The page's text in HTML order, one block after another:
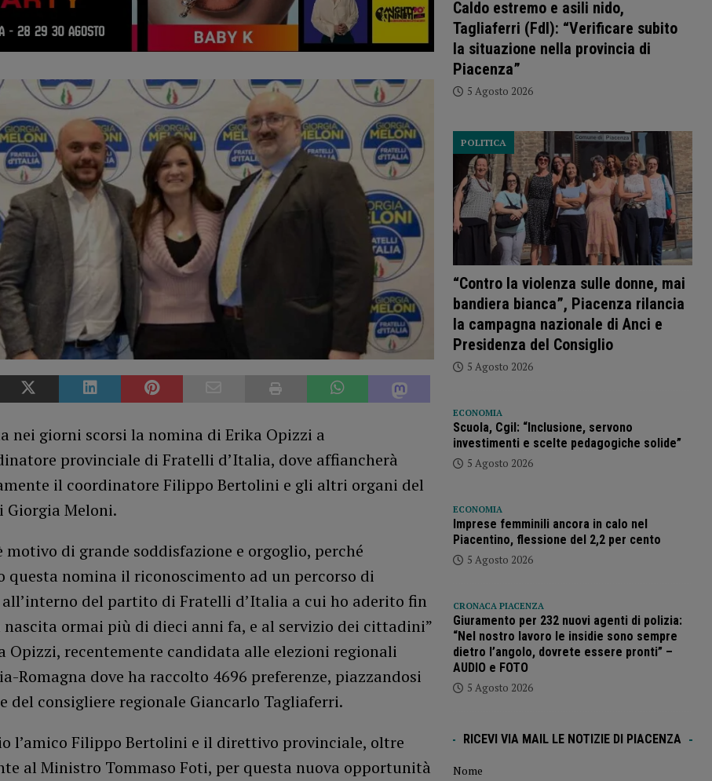
nei giorni scorsi la nomina di Erika Opizzi a
provinciale di Fratelli d’Italia, dove affiancherà
il coordinatore Filippo Bertolini e gli altri organi del
Meloni.
motivo di grande soddisfazione e orgoglio, perché
questa nomina il riconoscimento ad un percorso di
del partito di Fratelli d’Italia a cui ho aderito fin
nascita ormai più di dieci anni fa, e al servizio dei cittadini”
Opizzi, recentemente candidata alle elezioni regionali
Romagna dove ha raccolto 4696 preferenze, piazzandosi
del consigliere regionale Giancarlo Tagliaferri.
l’amico Filippo Bertolini e il direttivo provinciale, oltre
al Ministro Tommaso Foti, per questa nuova opportunità
Caldo estremo e asili nido,
Tagliaferri (FdI): “Verificare subito
la situazione nella provincia di
Piacenza”
5 Agosto 2026
“Contro la violenza sulle donne, mai
bandiera bianca”, Piacenza rilancia
la campagna nazionale di Anci e
Presidenza del Consiglio
POLITICA
5 Agosto 2026
ECONOMIA
Scuola, Cgil: “Inclusione, servono
investimenti e scelte pedagogiche solide”
5 Agosto 2026
ECONOMIA
Imprese femminili ancora in calo nel
Piacentino, flessione del 2,2 per cento
5 Agosto 2026
CRONACA PIACENZA
Giuramento per 232 nuovi agenti di polizia:
“Nel nostro lavoro le insidie sono sempre
dietro l’angolo, dovrete essere pronti” –
AUDIO e FOTO
5 Agosto 2026
RICEVI VIA MAIL LE NOTIZIE DI PIACENZA
Nome